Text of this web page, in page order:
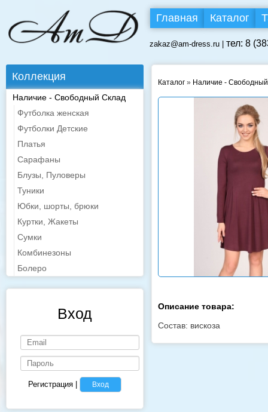
Главная Каталог
zakaz@am-dress.ru | тел: 8
Коллекция
Наличие - Свободный Склад
Футболка женская
Футболки Детские
Платья
Сарафаны
Блузы, Пуловеры
Туники
Юбки, шорты, брюки
Куртки, Жакеты
Сумки
Комбинезоны
Болеро
Вход
Регистрация Вход
Каталог » Наличие -
Описание товара:
Состав: вискоза